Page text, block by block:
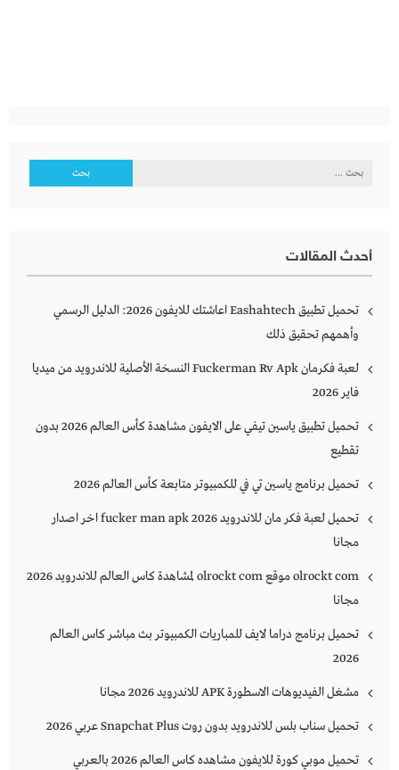
البحث
أحدث المقالات
تحميل تطبيق Eashahtech اعاشتك للايفون 2026: الدليل الرسمي
وأهمهم تحقيق ذلك
لعبة فكرمان Fuckerman Rv Apk النسخة الأصلية للاندرويد من ميديا
فاير 2026
تحميل تطبيق ياسين تيفي على الايفون مشاهدة كأس العالم 2026 بدون
تقطيع
تحميل برنامج ياسين تي في للكمبيوتر متابعة كأس العالم 2026
تحميل لعبة فكر مان للاندرويد 2026 fucker man apk اخر اصدار
مجانا
olrockt com موقع olrockt com لمشاهدة كاس العالم للاندرويد 2026
مجانا
تحميل برنامج دراما لايف للمباريات الكمبيوتر بث مباشر كاس العالم
2026
مشغل الفيديوهات الاسطورة APK للاندرويد 2026 مجانا
تحميل سناب بلس للاندرويد بدون روت Snapchat Plus‏ عربي 2026
تحميل موبي كورة للايفون مشاهده كاس العالم 2026 بالعربي